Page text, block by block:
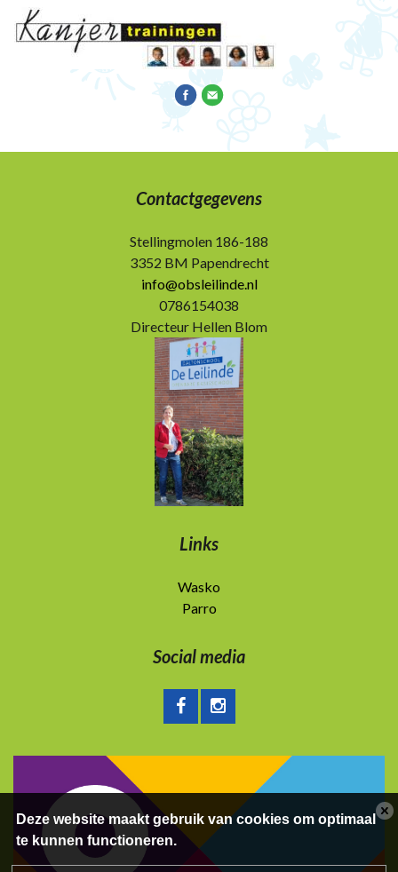
Contactgegevens
Stellingmolen 186-188
3352 BM Papendrecht
info@obsleilinde.nl
0786154038
Directeur Hellen Blom
Links
Wasko
Parro
Social media
Deze website maakt gebruik van cookies om optimaal
te kunnen functioneren.